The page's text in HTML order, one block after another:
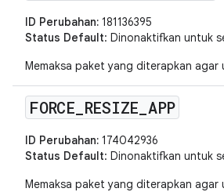
ID Perubahan: 181136395
Status Default: Dinonaktifkan untuk
Memaksa paket yang diterapkan
FORCE RESIZE APP
ID Perubahan: 174042936
Status Default: Dinonaktifkan untuk
Memaksa paket yang diterapkan